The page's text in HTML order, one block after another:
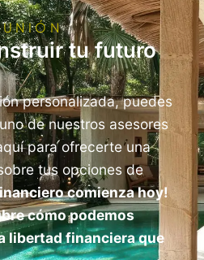
tu futuro
personalizada, puedes
de nuestros asesores
para ofrecerte una
tus opciones de
comienza hoy!
cómo podemos
libertad financiera que